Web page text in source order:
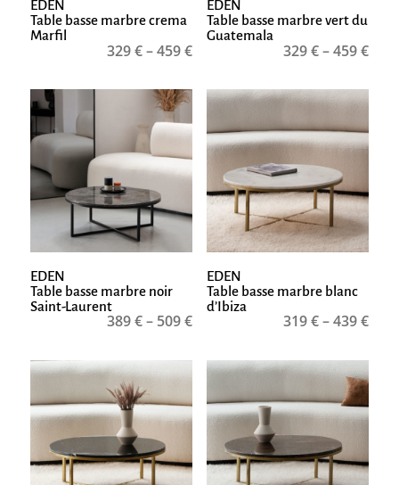
EDEN
Table basse marbre crema
Marfil
329€–459€
EDEN
Table basse marbre vert du
Guatemala
329€–459€
EDEN
Table basse marbre noir
Saint-Laurent
389€– 509€
EDEN
Table basse marbre blanc
d’Ibiza
319€–439€